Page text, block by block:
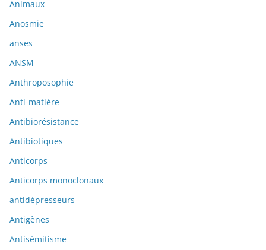
Animaux
Anosmie
anses
ANSM
Anthroposophie
Anti-matière
Antibiorésistance
Antibiotiques
Anticorps
Anticorps monoclonaux
antidépresseurs
Antigènes
Antisémitisme